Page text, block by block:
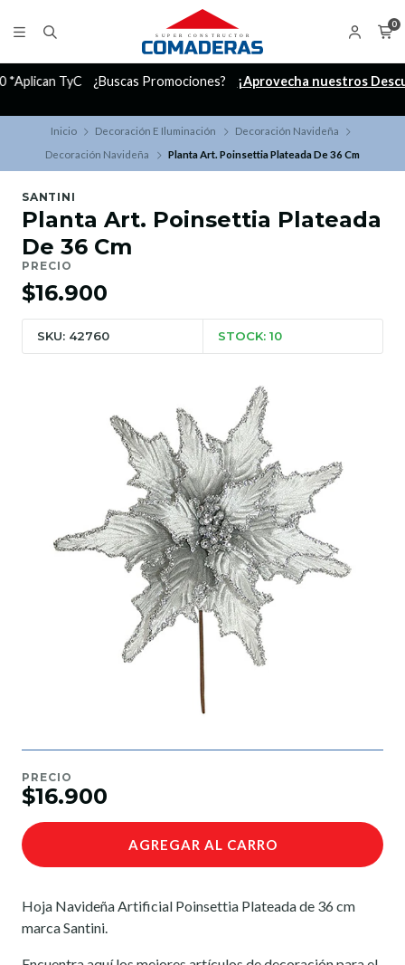
0
¿Buscas Promociones? ¡Aprovecha nuestros Descuentazos!
Inicio Decoración E Iluminación
Decoración Navideña
Decoración Navideña
Planta Art. Poinsettia Plateada De 36 Cm
SANTINI
Planta Art. Poinsettia Plateada
De 36 Cm
PRECIO
$16.900
SKU: 42760 STOCK: 10
PRECIO
$16.900
AGREGAR AL CARRO
Hoja Navideña Artificial Poinsettia Plateada de 36 cm
marca Santini.